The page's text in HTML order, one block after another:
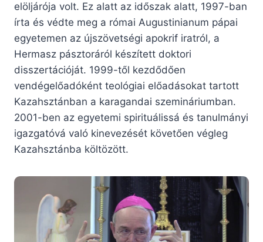
elöljárója volt. Ez alatt az időszak alatt, 1997-ban
írta és védte meg a római Augustinianum pápai
egyetemen az újszövetségi apokrif iratról, a
Hermasz pásztoráról készített doktori
disszertációját. 1999-től kezdődően
vendégelőadóként teológiai előadásokat tartott
Kazahsztánban a karagandai szemináriumban.
2001-ben az egyetemi spirituálissá és tanulmányi
igazgatóvá való kinevezését követően végleg
Kazahsztánba költözött.